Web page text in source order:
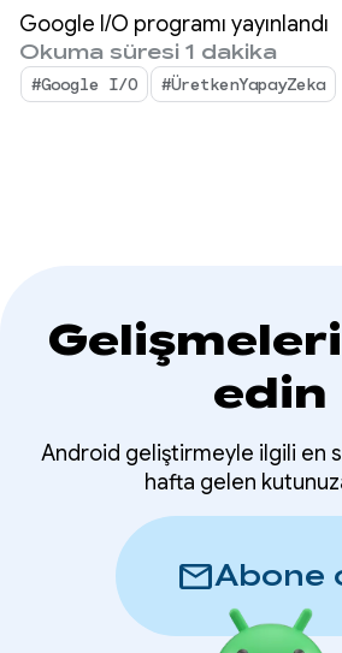
programı
Google I/O programı yayınlandı
Okuma süresi 1 dakika
#Google I/O #ÜretkenYapayZeka
edin
Android geliştirmeyle ilgili en
hafta gelen
mailAbone